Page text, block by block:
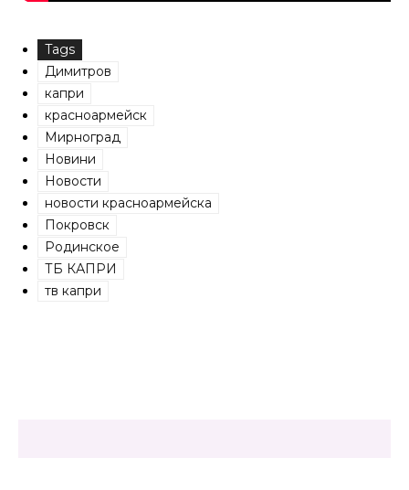
Tags
Димитров
капри
красноармейск
Мирноград
Новини
Новости
новости красноармейска
Покровск
Родинское
ТБ КАПРИ
тв капри